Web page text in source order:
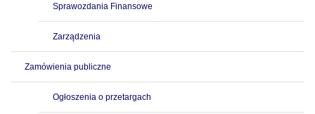
Sprawozdania Finansowe
Zarządzenia
Zamówienia publiczne
Ogłoszenia o przetargach